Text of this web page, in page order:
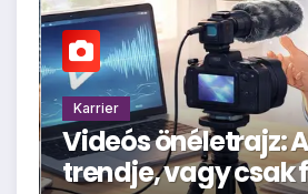
Karrier
Videós önéletrajz:
trendje, vagy csak